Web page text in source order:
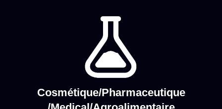
Cosmétique/Pharmaceutique